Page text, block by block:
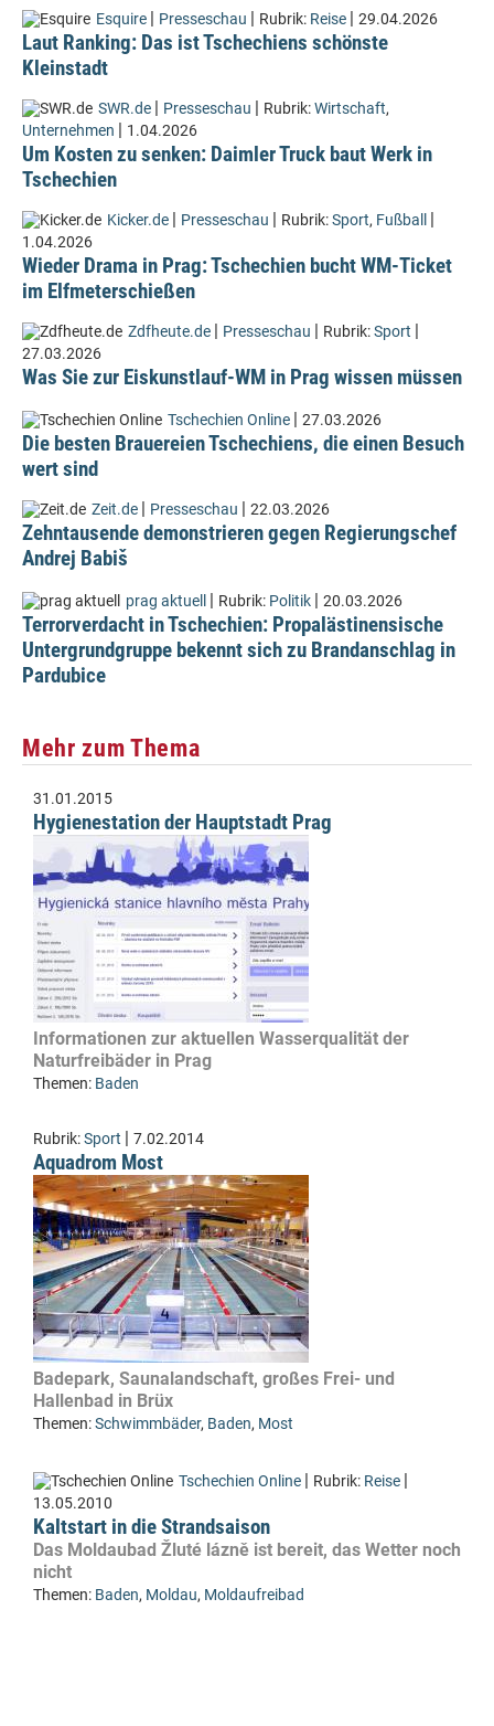
Esquire | Presseschau | Rubrik: Reise | 29.04.2026
Laut Ranking: Das ist Tschechiens schönste
Kleinstadt
SWR.de | Presseschau | Rubrik:Wirtschaft,
Unternehmen | 1.04.2026
Um Kosten zu senken: Daimler Truck baut Werk in
Tschechien
Kicker.de | Presseschau | Rubrik:Sport, Fußball |
1.04.2026
Wieder Drama in Prag: Tschechien bucht WM-Ticket
im Elfmeterschießen
Zdfheute.de | Presseschau | Rubrik:Sport |
27.03.2026
Was Sie zur Eiskunstlauf-WM in Prag wissen müssen
Tschechien Online | 27.03.2026
Die besten Brauereien Tschechiens, die einen Besuch
wert sind
Zeit.de | Presseschau | 22.03.2026
Zehntausende demonstrieren gegen Regierungschef
Andrej Babiš
prag aktuell | Rubrik: Politik | 20.03.2026
Terrorverdacht in Tschechien: Propalästinensische
Untergrundgruppe bekennt sich zu Brandanschlag in
Pardubice
Mehr zum Thema
31.01.2015
Hygienestation der Hauptstadt Prag
Informationen zur aktuellen Wasserqualität der
Naturfreibäder in Prag
Themen: Baden
Rubrik:Sport | 7.02.2014
Aquadrom Most
Badepark, Saunalandschaft, großes Frei- und
Hallenbad in Brüx
Themen:Schwimmbäder, Baden, Most
Tschechien Online | Rubrik: Reise |
13.05.2010
Kaltstart in die Strandsaison
Das Moldaubad Žluté lázně ist bereit, das Wetter noch
nicht
Themen: Baden, Moldau, Moldaufreibad